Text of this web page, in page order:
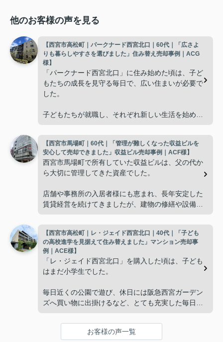
他のお客様の声を見る
【西宮市高松町｜パークナード西宮北口｜60代｜「広さよ
りも暮らしやすさを選びました」住み替え売却事例｜ACG
様】
「パークナード西宮北口」に住み始めた頃は、子ど
もたちの成長を見守る毎日で、広い住まいが必要で
した。
子どもたちが就職し、それぞれ新しい生活を始める
使わない部屋が増え、
「今の私たちには少し広すぎるね。」
掃除や管理の負担も考え、夫婦二人にちょうど良い
インフィニティエステートさんへ相談すると、「パ
ークナード西宮北口」の査定だけでなく、住み替え
先とのスケジュールや資金計画まで丁寧にサポート
してくださいました。
販売活動では、西宮北口駅へのアクセス、阪急西宮
ガーデンズ、医療機関や買い物施設など、将来も安
した。
【西宮市馬場町｜60代｜「管理が難しくなった収益ビルを
安心して売却できました」収益ビル売却事例｜ACF様】
西宮市馬場町で所有していた収益ビルは、父の代か
ら大切に管理してきた資産でした。
店舗や事務所の入居者様にも恵まれ、長年安定した
賃貸経営を続けてきましたが、建物の修繕や設備更
子どもたちはそれぞれ別の仕事に就いており、
「将来、このビルの管理を任せるのは難しいかもし
れない。」
と家族で話し合うようになりました。
インフィニティエステートさんへ相談すると、収益
投資家向けの販売方法をご提案いただきました。
【西宮市高松町｜レ・ジェイド西宮北口｜40代｜「子ども
の高校進学を見据えて住み替えました」マンション売却事
例｜ACE様】
「レ・ジェイド西宮北口」を購入した頃は、子ども
はまだ小学生でした。
毎日近くの公園で遊び、休日には阪急西宮ガーデン
ズへ買い物に出掛けるなど、とても充実した毎日を
年月が経ち、子どもが高校進学を意識する年齢にな
お客様の声一覧